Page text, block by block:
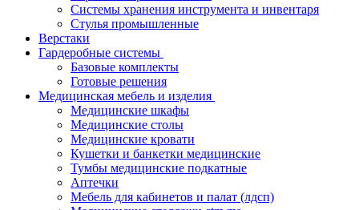
Системы хранения инструмента и инвентаря
Стулья промышленные
Верстаки
Гардеробные системы
Базовые комплекты
Готовые решения
Медицинская мебель и изделия
Медицинские шкафы
Медицинские столы
Медицинские кровати
Кушетки и банкетки медицинские
Тумбы медицинские подкатные
Аптечки
Мебель для кабинетов и палат (лдсп)